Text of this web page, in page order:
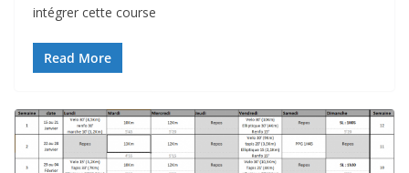
intégrer cette course
Read More